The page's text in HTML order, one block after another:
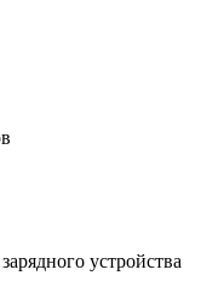
устройства